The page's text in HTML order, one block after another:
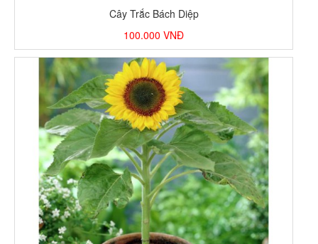
Cây Trắc Bách Diệp
100.000 VNĐ